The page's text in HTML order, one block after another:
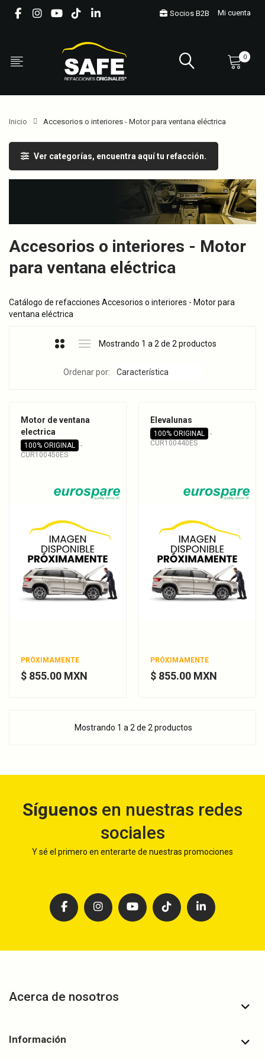
Socios B2B Mi cuenta
0
Inicio Accesorios o interiores - Motor para ventana eléctrica
Ver categorías, encuentra aquí tu refacción.
Accesorios o interiores - Motor
para ventana eléctrica
Catálogo de refacciones Accesorios o interiores - Motor para
ventana eléctrica
Mostrando 1 a 2 de 2 productos
Ordenar por:
Motor de ventana
electrica
100% ORIGINAL
-
CUR100450ES
PRÓXIMAMENTE
$ 855.00 MXN
Elevalunas
100% ORIGINAL
-
CUR100440ES
PRÓXIMAMENTE
$ 855.00 MXN
Mostrando 1 a 2 de 2 productos
Síguenos en nuestras redes
sociales
Y sé el primero en enterarte de nuestras promociones
Acerca de nosotros
Información